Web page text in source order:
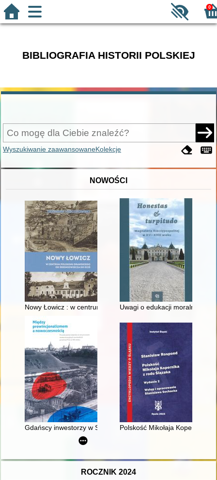
0
BIBLIOGRAFIA HISTORII POLSKIEJ
Wyszukiwanie zaawansowaneKolekcje
NOWOŚCI
Nowy Łowicz : w centrum poligonu drawskiego od
Uwagi o edukacji moralnej
Gdańscy inwestorzy w Sopocie : prestiż finansowy i
Polskość Mikołaja Kopernika z
ROCZNIK 2024